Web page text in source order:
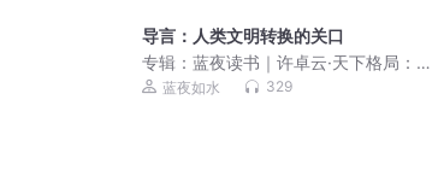
导言：人类文明转换的关口
专辑：蓝夜读书｜许卓云·天下格局：文
明转换关口的世界
蓝夜如水 329